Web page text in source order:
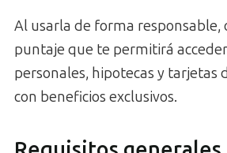
Al usarla de forma responsable,
puntaje que te permitirá
personales, hipotecas y tarjetas
con beneficios exclusivos.